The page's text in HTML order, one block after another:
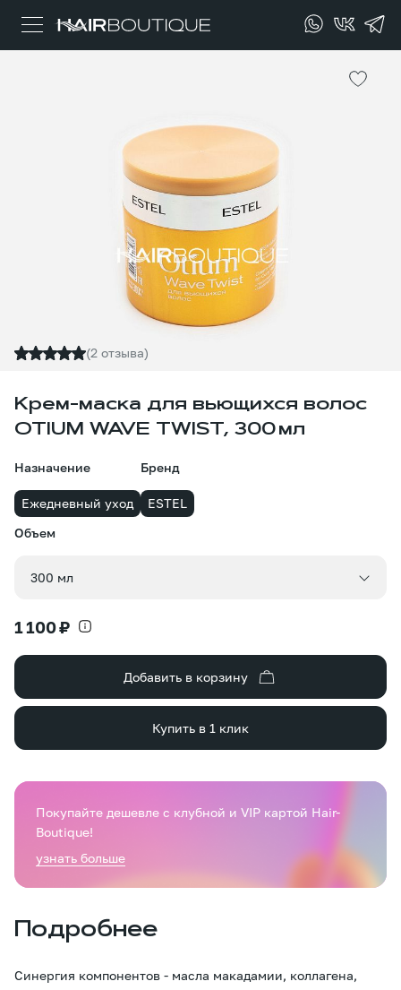
(2 отзыва)
Крем-маска для вьющихся волос
OTIUM WAVE TWIST, 300 мл
Назначение
Ежедневный уход
Бренд
ESTEL
Объем
300 мл
1 100 ₽
Добавить в корзину
Купить в 1 клик
Подробнее
Синергия компонентов - масла макадамии, коллагена,
Покупайте дешевле с клубной и VIP картой Hair-
Boutique!
узнать больше